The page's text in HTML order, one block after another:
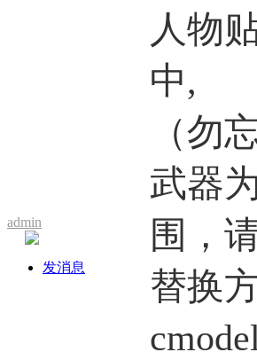
admin
发消息
人物
中,
（勿
武器
围，
替换